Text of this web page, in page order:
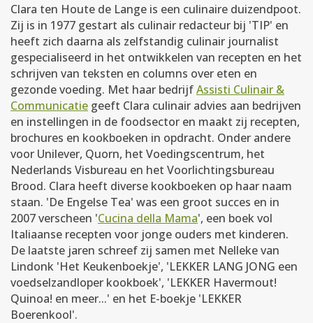
Clara ten Houte de Lange is een culinaire duizendpoot.
Zij is in 1977 gestart als culinair redacteur bij 'TIP' en
heeft zich daarna als zelfstandig culinair journalist
gespecialiseerd in het ontwikkelen van recepten en het
schrijven van teksten en columns over eten en
gezonde voeding. Met haar bedrijfAssisti Culinair &
Communicatie geeft Clara culinair advies aan bedrijven
en instellingen in de foodsector en maakt zij recepten,
brochures en kookboeken in opdracht. Onder andere
voor Unilever, Quorn, het Voedingscentrum, het
Nederlands Visbureau en het Voorlichtingsbureau
Brood. Clara heeft diverse kookboeken op haar naam
staan. 'De Engelse Tea' was een groot succes en in
2007 verscheen 'Cucina della Mama', een boek vol
Italiaanse recepten voor jonge ouders met kinderen.
De laatste jaren schreef zij samen met Nelleke van
Lindonk 'Het Keukenboekje', 'LEKKER LANG JONG een
voedselzandloper kookboek', 'LEKKER Havermout!
Quinoa! en meer...' en het E-boekje 'LEKKER
Boerenkool'.